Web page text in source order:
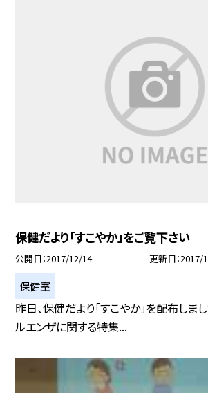
保健だより「すこやか」をご覧下さい
公開日 2017/12/14 更新日 2017/
保健室
昨日、保健だより「すこやか」を配布しま
ルエンザに関する特集...